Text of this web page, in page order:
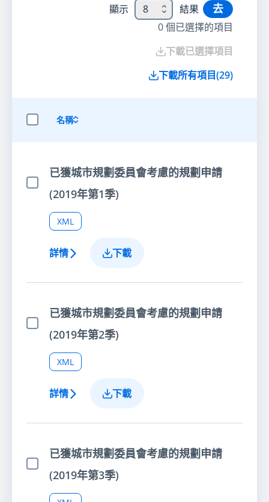
顯示 8 結果 去
0個已選擇的項目
下載已選擇項目
下載所有項目(29)
名稱
選擇項目
已獲城市規劃委員會考慮的規劃申請
(2019年第1季)
XML
詳情 下載
選擇項目
已獲城市規劃委員會考慮的規劃申請
(2019年第2季)
XML
詳情 下載
選擇項目
已獲城市規劃委員會考慮的規劃申請
(2019年第3季)